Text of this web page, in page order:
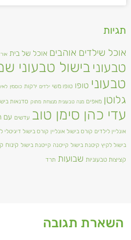
תגיות
אוכל שילדים אוהבים אוכל של בית
טבעוני בישול טבעוני
טבעוני טופו טופו משי ילדים ירקות כוסמין
גלוטן מאפים מנה טבעונית מנצחת מתוק סדנאות
עדי כהן סימן טוב עדשים עם
אונליין לילדים קורס בישול אונליין קורס בישול דיגיטלי
בישול לקיץ קיטנת בישול קייטנה קייטנת בישול קינוח
קציצות טבעוניות שבועות תרד
השארת תגובה